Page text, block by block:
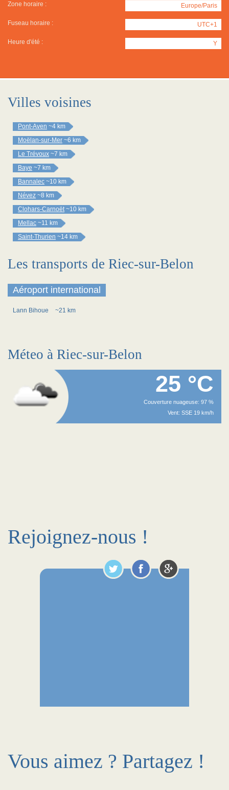
Zone horaire : Europe/Paris
Fuseau horaire : UTC+1
Heure d'été : Y
Villes voisines
Pont-Aven ~4 km
Moëlan-sur-Mer ~6 km
Le Trévoux ~7 km
Baye ~7 km
Bannalec ~10 km
Névez ~8 km
Clohars-Carnoët ~10 km
Mellac ~11 km
Saint-Thurien ~14 km
Les transports de Riec-sur-Belon
Aéroport international
Lann Bihoue ~21 km
Méteo à Riec-sur-Belon
25 °C
Couverture nuageuse: 97 %
Vent: SSE 19 km/h
Rejoignez-nous !
Vous aimez ? Partagez !